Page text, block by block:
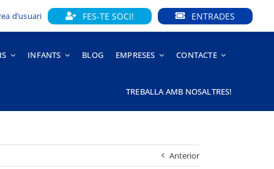
d’usuari FES-TE SOCI! ENTRADES
INFANTS BLOG EMPRESES CONTACTE
TREBALLA AMB NOSALTRES!
Anterior